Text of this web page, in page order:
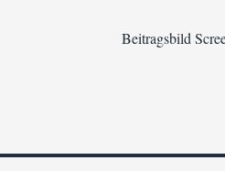
Beitragsbild